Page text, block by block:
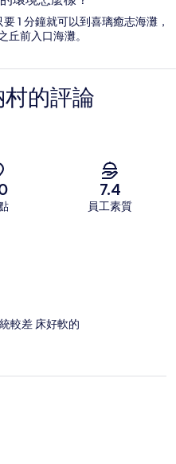
1 分鐘就可以到喜璃癒志海灘，
丘前入口海灘。
的評論
7.4
員工素質
較差 床好軟的